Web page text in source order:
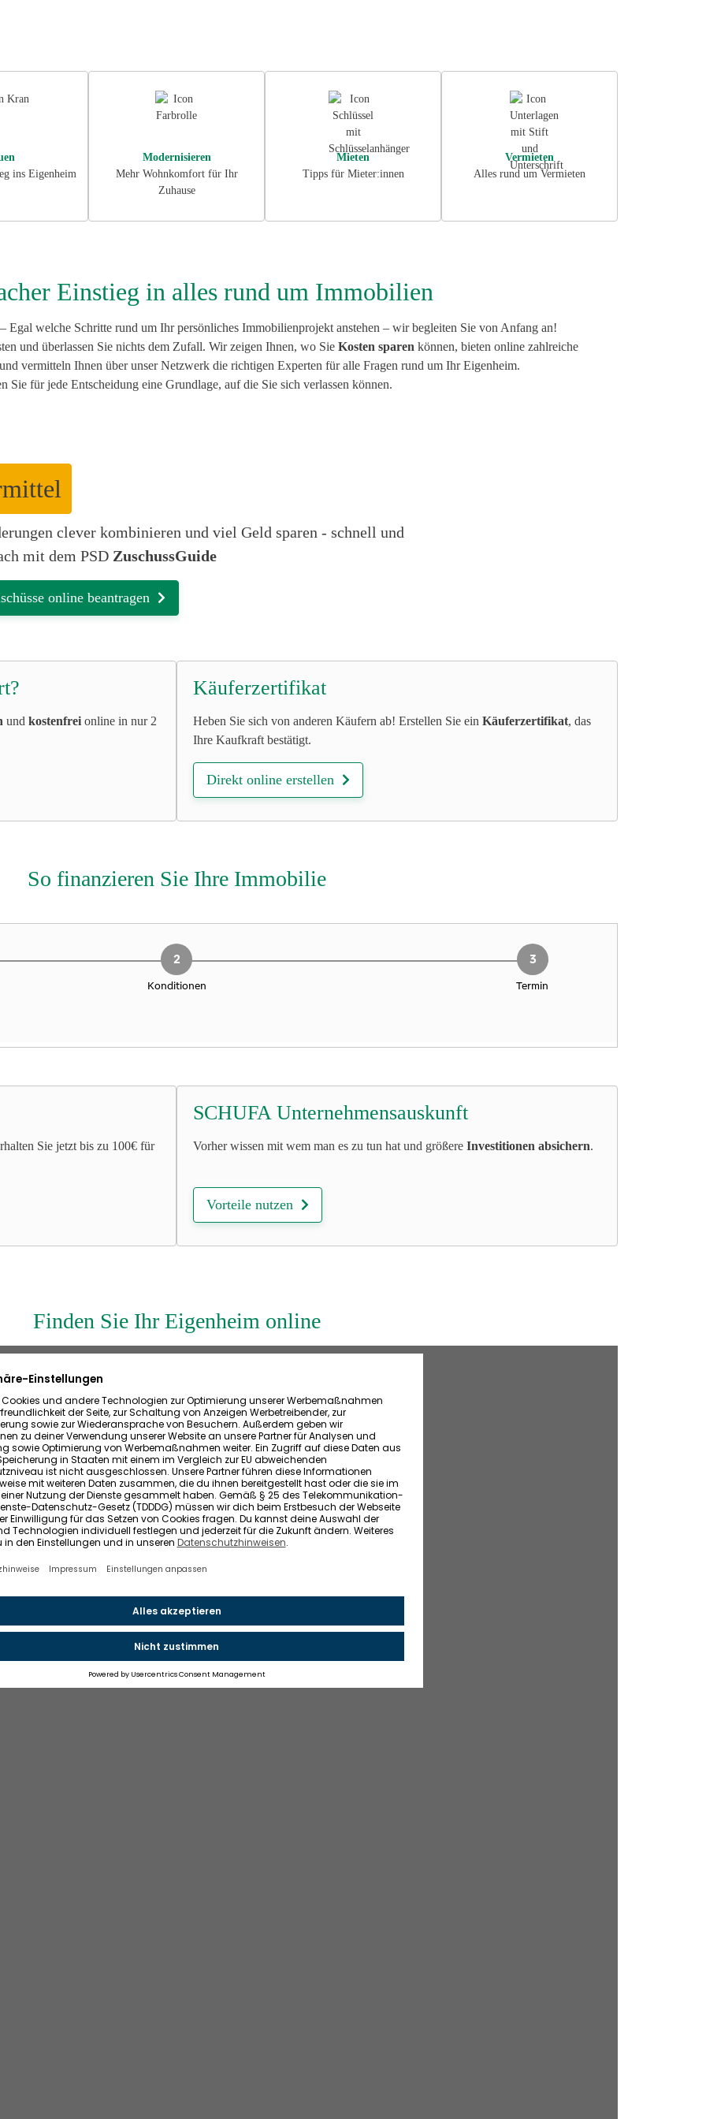
ins Eigenheim
Modernisieren
Mehr Wohnkomfort für Ihr
Zuhause
Mieten
Tipps für Mieter:innen
Vermieten
Alles rund um Vermieten
Einstieg in alles rund um Immobilien
Egal welche Schritte rund um Ihr persönliches Immobilienprojekt anstehen – wir begleiten Sie von Anfang an!
und überlassen Sie nichts dem Zufall. Wir zeigen Ihnen, wo Sie Kosten sparen können, bieten online zahlreiche
vermitteln Ihnen über unser Netzwerk die richtigen Experten für alle Fragen rund um Ihr Eigenheim.
Sie für jede Entscheidung eine Grundlage, auf die Sie sich verlassen können.
clever kombinieren und viel Geld sparen - schnell und
mit dem PSD ZuschussGuide
online beantragen
und kostenfrei online in nur 2
Käuferzertifikat
Heben Sie sich von anderen Käufern ab! Erstellen Sie ein Käuferzertifikat, das
Ihre Kaufkraft bestätigt.
Direkt online erstellen
So finanzieren Sie Ihre Immobilie
Sie jetzt bis zu 100€ für
SCHUFA Unternehmensauskunft
Vorher wissen mit wem man es zu tun hat und größere Investitionen absichern.
Vorteile nutzen
Finden Sie Ihr Eigenheim online